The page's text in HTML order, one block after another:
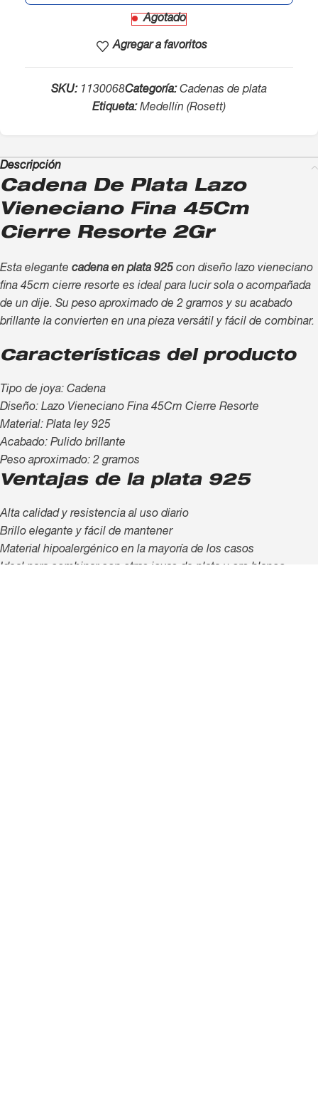
Agotado
Agregar a favoritos
SKU: 1130068Categoría: Cadenas de plata
Etiqueta: Medellín (Rosett)
Descripción
Cadena De Plata Lazo
Vieneciano Fina 45Cm
Cierre Resorte 2Gr
Esta elegante cadena en plata 925 con diseño lazo vieneciano
fina 45cm cierre resorte es ideal para lucir sola o acompañada
de un dije. Su peso aproximado de 2 gramos y su acabado
brillante la convierten en una pieza versátil y fácil de combinar.
Características del producto
Tipo de joya: Cadena
Diseño: Lazo Vieneciano Fina 45Cm Cierre Resorte
Material: Plata ley 925
Acabado: Pulido brillante
Peso aproximado: 2 gramos
Ventajas de la plata 925
Alta calidad y resistencia al uso diario
Brillo elegante y fácil de mantener
Material hipoalergénico en la mayoría de los casos
Ideal para combinar con otras joyas de plata u oro blanco